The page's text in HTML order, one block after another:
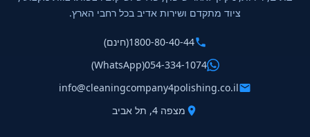
ציוד מתקדם ושירות אדיב בכל רחבי הארץ.
1800-80-40-44(חינם)
054-334-1074
(WhatsApp)
info@cleaningcompany4polishing.co.il
מצפה 4, תל אביב